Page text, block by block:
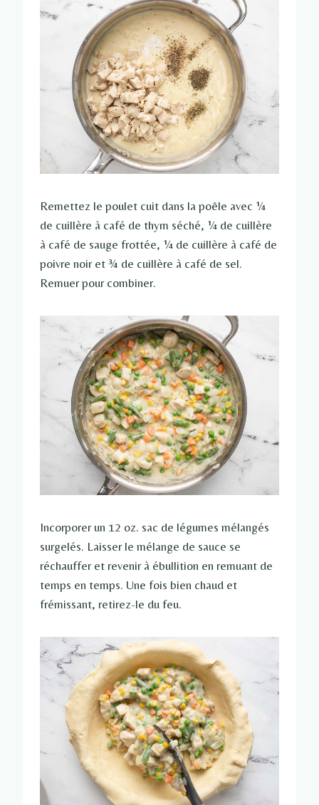
Remettez le poulet cuit dans la poêle avec ¼
de cuillère à café de thym séché, ¼ de cuillère
à café de sauge frottée, ¼ de cuillère à café de
poivre noir et ¾ de cuillère à café de sel.
Remuer pour combiner.
Incorporer un 12 oz. sac de légumes mélangés
surgelés. Laisser le mélange de sauce se
réchauffer et revenir à ébullition en remuant de
temps en temps. Une fois bien chaud et
frémissant, retirez-le du feu.